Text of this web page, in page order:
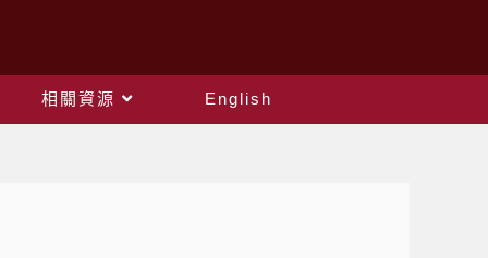
相關資源 English